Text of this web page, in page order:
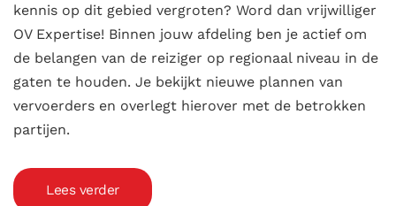
kennis op dit gebied vergroten? Word dan vrijwilliger
OV Expertise! Binnen jouw afdeling ben je actief om
de belangen van de reiziger op regionaal niveau in de
gaten te houden. Je bekijkt nieuwe plannen van
vervoerders en overlegt hierover met de betrokken
partijen.
Lees verder